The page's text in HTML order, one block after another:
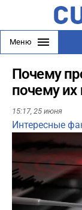
Меню
Почему
почему
15:17, 25 июня
Интересные